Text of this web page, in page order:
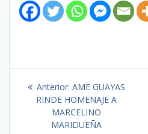
Anterior: AME GUAYAS
RINDE HOMENAJE A
MARCELINO
MARIDUEÑA